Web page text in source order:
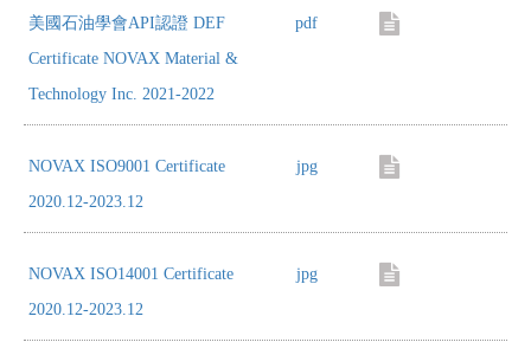
美國石油學會API認證 DEF
Certificate NOVAX Material &
Technology Inc. 2021-2022
pdf
NOVAX ISO9001 Certificate
2020.12-2023.12
jpg
NOVAX ISO14001 Certificate
2020.12-2023.12
jpg